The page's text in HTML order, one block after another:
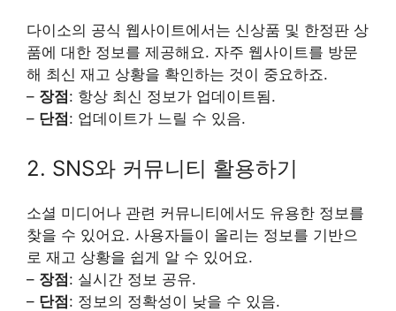
다이소의 공식 웹사이트에서는 신상품 및 한정판 상
품에 대한 정보를 제공해요. 자주 웹사이트를 방문
해 최신 재고 상황을 확인하는 것이 중요하죠.
– 장점 : 항상 최신 정보가 업데이트됨.
– 단점 : 업데이트가 느릴 수 있음.
2. SNS와 커뮤니티 활용하기
소셜 미디어나 관련 커뮤니티에서도 유용한 정보를
찾을 수 있어요. 사용자들이 올리는 정보를 기반으
로 재고 상황을 쉽게 알 수 있어요.
– 장점: 실시간 정보 공유.
– 단점: 정보의 정확성이 낮을 수 있음.